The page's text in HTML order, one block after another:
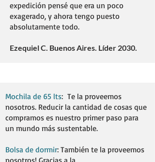
expedición pensé que era un poco
exagerado, y ahora tengo puesto
absolutamente todo.
Ezequiel C. Buenos Aires. Líder 2030.
Mochila de 65 lts: Te la proveemos
nosotros. Reducir la cantidad de cosas que
compramos es nuestro primer paso para
un mundo más sustentable. ​
Bolsa de dormir: También te la proveemos
nosotros! Gracias a la